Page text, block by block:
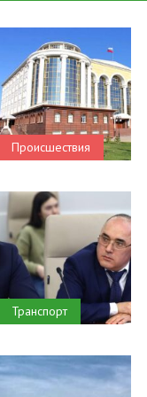
Происшествия
Транспорт